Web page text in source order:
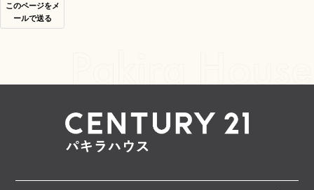
このページをメ
ールで送る